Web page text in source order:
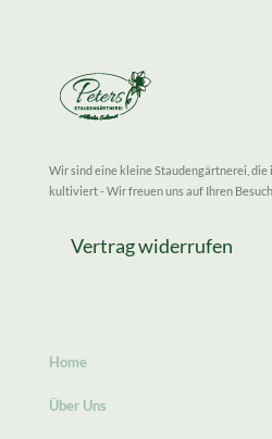
Wir sind eine kleine Staudengärtnerei,
kultiviert - Wir freuen uns auf Ihren
Vertrag widerrufen
Home
Über Uns